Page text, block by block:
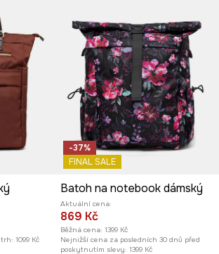
1099 Kč
-37%
FINAL SALE
Batoh na notebook dámský
Aktuální cena:
869 Kč
Běžná cena: 1399 Kč
Nejnižší cena za posledních 30 dnů před
poskytnutím slevy: 1399 Kč